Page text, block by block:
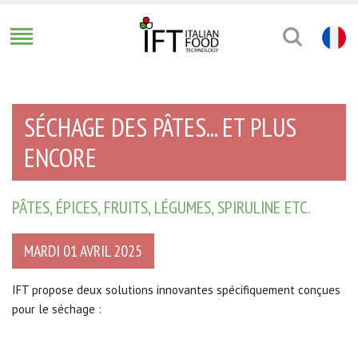
SÉCHAGE DES PÂTES... ET PLUS
ENCORE
PÂTES, ÉPICES, FRUITS, LÉGUMES, SPIRULINE ETC.
MARDI 01 AVRIL 2025
IFT propose deux solutions innovantes spécifiquement conçues
pour le séchage :